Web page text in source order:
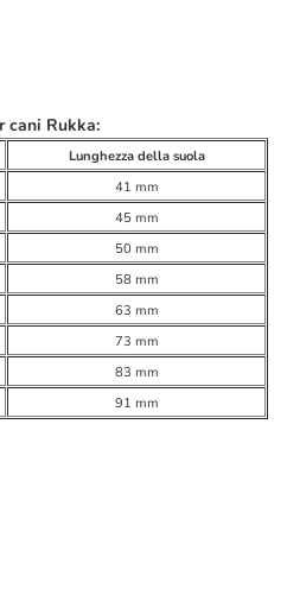
cani Rukka:
Lunghezza della suola
41 mm
45 mm
50 mm
58 mm
63 mm
73 mm
83 mm
91 mm